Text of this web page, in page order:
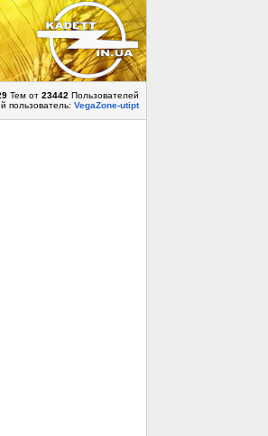
Тем от 23442 Пользователей
пользователь: VegaZone-utipt